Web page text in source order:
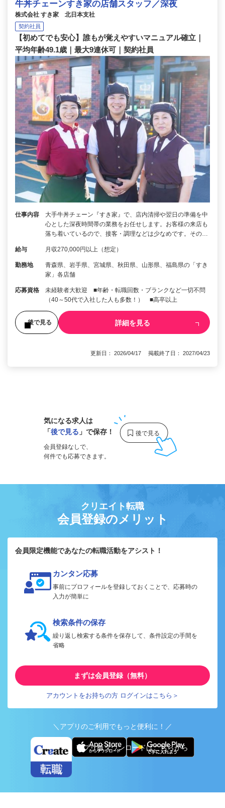
牛丼チェーンすき家の店舗スタッフ／深夜
株式会社 すき家 北日本支社
契約社員
【初めてでも安心】誰もが覚えやすいマニュアル確立｜
平均年齢49.1歳｜最大9連休可｜契約社員
仕事内容
大手牛丼チェーン『すき家』で、店内清掃や翌日の準備を中
心とした深夜時間帯の業務をお任せします。お客様の来店も
落ち着いているので、接客・調理などは少なめです。その…
給与 月収270,000円以上（想定）
勤務地
青森県、岩手県、宮城県、秋田県、山形県、福島県の「すき
家」各店舗
応募資格
未経験者大歓迎 ■年齢・転職回数・ブランクなど一切不問
（40～50代で入社した人も多数！） ■高卒以上
後で見る 詳細を見る
更新日： 2026/04/17 掲載終了日： 2027/04/23
気になる求人は
「後で見る 」で保存！
会員登録なしで、
何件でも応募できます。
クリエイト転職
会員登録のメリット
会員限定機能であなたの転職活動をアシスト！
カンタン応募
事前にプロフィールを登録しておくことで、応募時の
入力が簡単に
検索条件の保存
繰り返し検索する条件を保存して、条件設定の手間を
省略
まずは会員登録（無料）
アカウントをお持ちの方 ログインはこちら＞
＼アプリのご利用でもっと便利に！／
アプリ版ダウンロードはこちらから